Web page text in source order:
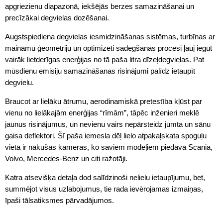
apgriezienu diapazonā, iekšējās berzes samazināšanai un
precīzākai degvielas dozēšanai.
Augstspiediena degvielas iesmidzināšanas sistēmas, turbīnas ar
maināmu ģeometriju un optimizēti sadegšanas procesi ļauj iegūt
vairāk lietderīgas enerģijas no tā paša litra dīzeļdegvielas. Pat
mūsdienu emisiju samazināšanas risinājumi palīdz ietaupīt
degvielu.
Braucot ar lielāku ātrumu, aerodinamiskā pretestība kļūst par
vienu no lielākajām enerģijas “rīmām”, tāpēc inženieri meklē
jaunus risinājumus, un nevienu vairs nepārsteidz jumta un sānu
gaisa deflektori. Šī paša iemesla dēļ lielo atpakaļskata spoguļu
vietā ir nākušas kameras, ko saviem modeļiem piedāvā Scania,
Volvo, Mercedes-Benz un citi ražotāji.
Katra atsevišķa detaļa dod salīdzinoši nelielu ietaupījumu, bet,
summējot visus uzlabojumus, tie rada ievērojamas izmaiņas,
īpaši tālsatiksmes pārvadājumos.